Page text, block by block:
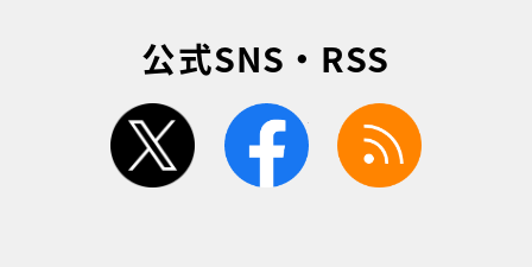
公式SNS・RSS
twitter facebook